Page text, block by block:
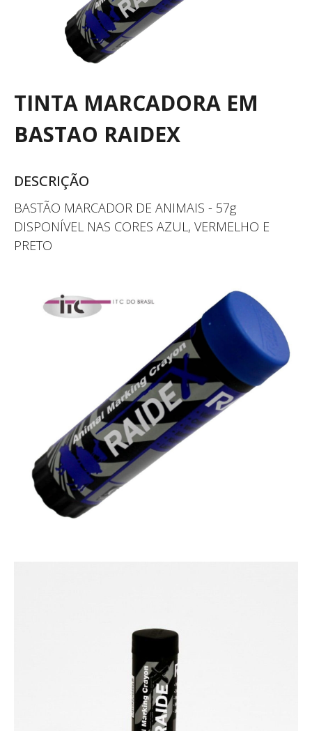
TINTA MARCADORA EM
BASTAO RAIDEX
DESCRIÇÃO
BASTÃO MARCADOR DE ANIMAIS - 57g
DISPONÍVEL NAS CORES AZUL, VERMELHO E
PRETO